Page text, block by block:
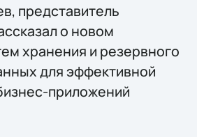
представитель
о новом
хранения и резервного
для эффективной
приложений